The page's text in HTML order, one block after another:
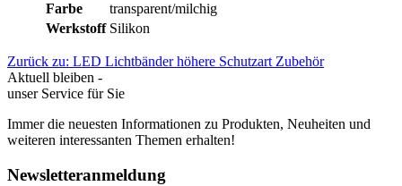
Farbe
transparent/milchig
Werkstoff Silikon
Zurück zu: LED Lichtbänder höhere Schutzart Zubehör
Aktuell bleiben -
unser Service für Sie
Immer die neuesten Informationen zu Produkten, Neuheiten und
weiteren interessanten Themen erhalten!
Newsletteranmeldung